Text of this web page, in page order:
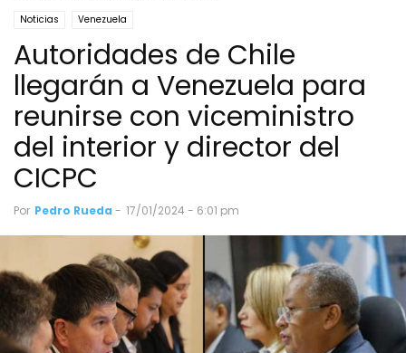
Noticias Venezuela
Autoridades de Chile
llegarán a Venezuela para
reunirse con viceministro
del interior y director del
CICPC
Por Pedro Rueda - 17/01/2024 - 6:01 pm